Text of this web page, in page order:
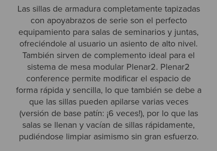
Las sillas de armadura completamente tapizadas
con apoyabrazos de serie son el perfecto
equipamiento para salas de seminarios y juntas,
ofreciéndole al usuario un asiento de alto nivel.
También sirven de complemento ideal para el
sistema de mesa modular Plenar2. Plenar2
conference permite modificar el espacio de
forma rápida y sencilla, lo que también se debe a
que las sillas pueden apilarse varias veces
(versión de base patín: ¡6 veces!), por lo que las
salas se llenan y vacían de sillas rápidamente,
pudiéndose limpiar asimismo sin gran esfuerzo.